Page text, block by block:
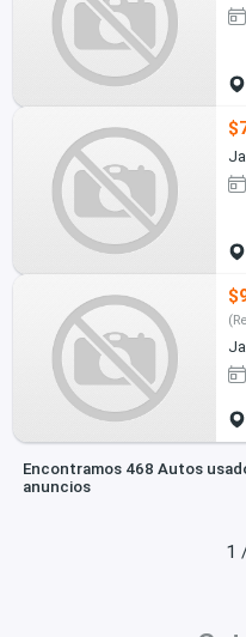
Encontramos 468 Autos
anuncios
1